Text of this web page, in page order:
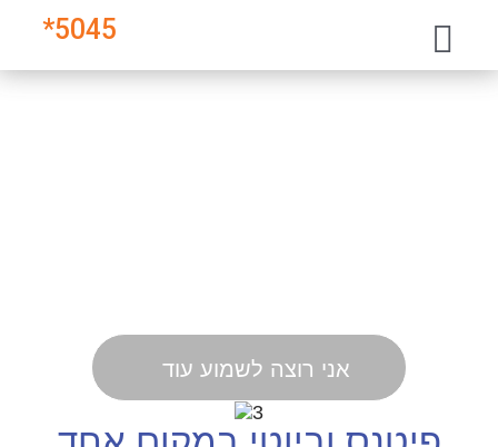
5045
*
אני רוצה לשמוע עוד